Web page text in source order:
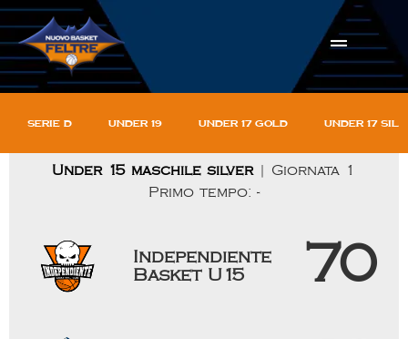
Serie D Under 19 Under 17 gold Under 17
Under 15 maschile silver
| Giornata 1
Primo tempo: -
Independiente
Basket U15
70